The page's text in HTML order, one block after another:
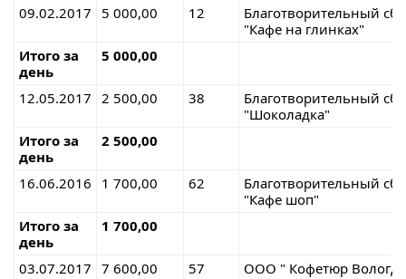
09.02.2017 5 000,00 12
Благотворительный
"Кафе на глинках"
Итого за
день
5 000,00
12.05.2017 2 500,00 38
Благотворительный
"Шоколадка"
Итого за
день
2 500,00
16.06.2016 1 700,00 62
Благотворительный
"Кафе шоп"
Итого за
день
1 700,00
03.07.2017 7 600,00 57
ООО " Кофетюр